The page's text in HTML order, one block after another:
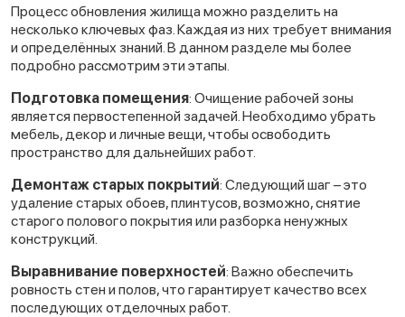
Процесс обновления жилища можно разделить на
несколько ключевых фаз. Каждая из них требует внимания
и определённых знаний. В данном разделе мы более
подробно рассмотрим эти этапы.
Подготовка помещения: Очищение рабочей зоны
является первостепенной задачей. Необходимо убрать
мебель, декор и личные вещи, чтобы освободить
пространство для дальнейших работ.
Демонтаж старых покрытий: Следующий шаг – это
удаление старых обоев, плинтусов, возможно, снятие
старого полового покрытия или разборка ненужных
конструкций.
Выравнивание поверхностей: Важно обеспечить
ровность стен и полов, что гарантирует качество всех
последующих отделочных работ.